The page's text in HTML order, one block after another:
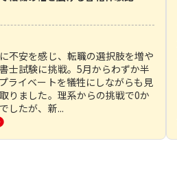
不安を感じ、転職の選択肢を増や
士試験に挑戦。5月からわずか半
ライベートを犠牲にしながらも見
りました。理系からの挑戦で0か
したが、新...